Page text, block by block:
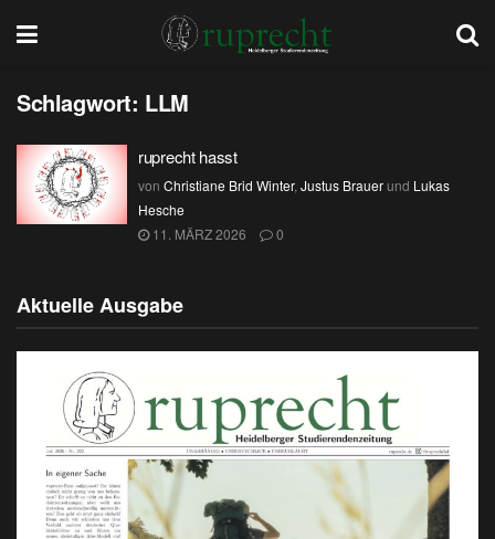
Schlagwort: LLM
ruprecht hasst
von Christiane Brid Winter, Justus Brauerund Lukas
Hesche
11. MÄRZ 2026
0
Aktuelle Ausgabe